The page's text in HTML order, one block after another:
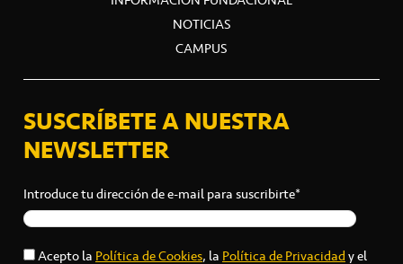
NOTICIAS
CAMPUS
SUSCRÍBETE A NUESTRA
NEWSLETTER
Introduce tu dirección de e-mail para suscribirte*
Acepto laPolítica de Cookies, laPolítica de Privacidady el